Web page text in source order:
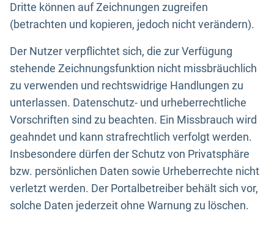
Dritte können auf Zeichnungen zugreifen
(betrachten und kopieren, jedoch nicht verändern).
Der Nutzer verpflichtet sich, die zur Verfügung
stehende Zeichnungsfunktion nicht missbräuchlich
zu verwenden und rechtswidrige Handlungen zu
unterlassen. Datenschutz- und urheberrechtliche
Vorschriften sind zu beachten. Ein Missbrauch wird
geahndet und kann strafrechtlich verfolgt werden.
Insbesondere dürfen der Schutz von Privatsphäre
bzw. persönlichen Daten sowie Urheberrechte nicht
verletzt werden. Der Portalbetreiber behält sich vor,
solche Daten jederzeit ohne Warnung zu löschen.